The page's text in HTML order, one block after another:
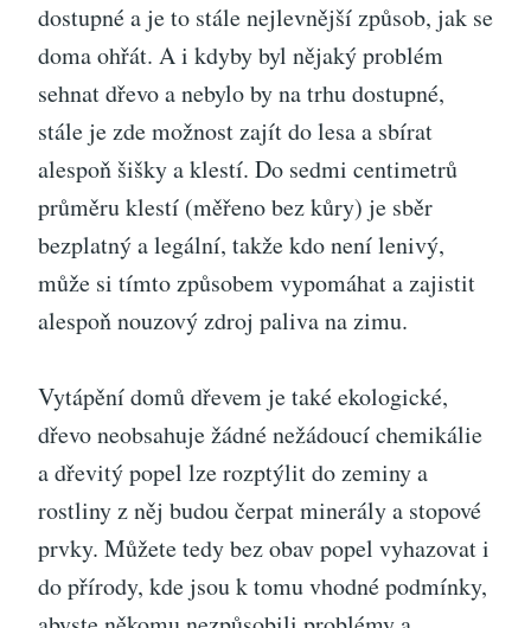
dostupné a je to stále nejlevnější způsob, jak se
doma ohřát. A i kdyby byl nějaký problém
sehnat dřevo a nebylo by na trhu dostupné,
stále je zde možnost zajít do lesa a sbírat
alespoň šišky a klestí. Do sedmi centimetrů
průměru klestí (měřeno bez kůry) je sběr
bezplatný a legální, takže kdo není lenivý,
může si tímto způsobem vypomáhat a zajistit
alespoň nouzový zdroj paliva na zimu.
Vytápění domů dřevem je také ekologické,
dřevo neobsahuje žádné nežádoucí chemikálie
a dřevitý popel lze rozptýlit do zeminy a
rostliny z něj budou čerpat minerály a stopové
prvky. Můžete tedy bez obav popel vyhazovat i
do přírody, kde jsou k tomu vhodné podmínky,